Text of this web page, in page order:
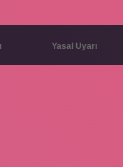
Yasal Uyarı